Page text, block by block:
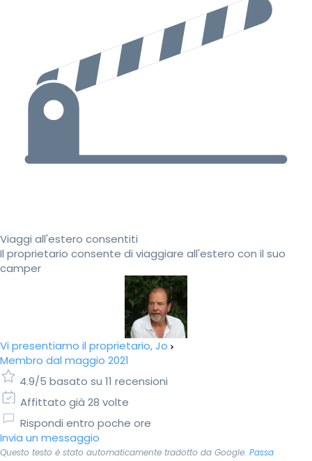
Viaggi all'estero consentiti
Il proprietario consente di viaggiare all'estero con il suo
camper
Vi presentiamo il proprietario, Jo
Membro dal maggio 2021
4.9/5 basato su 11 recensioni
Affittato già 28 volte
Rispondi entro poche ore
Invia un messaggio
Questo testo è stato automaticamente tradotto da Google. Passa